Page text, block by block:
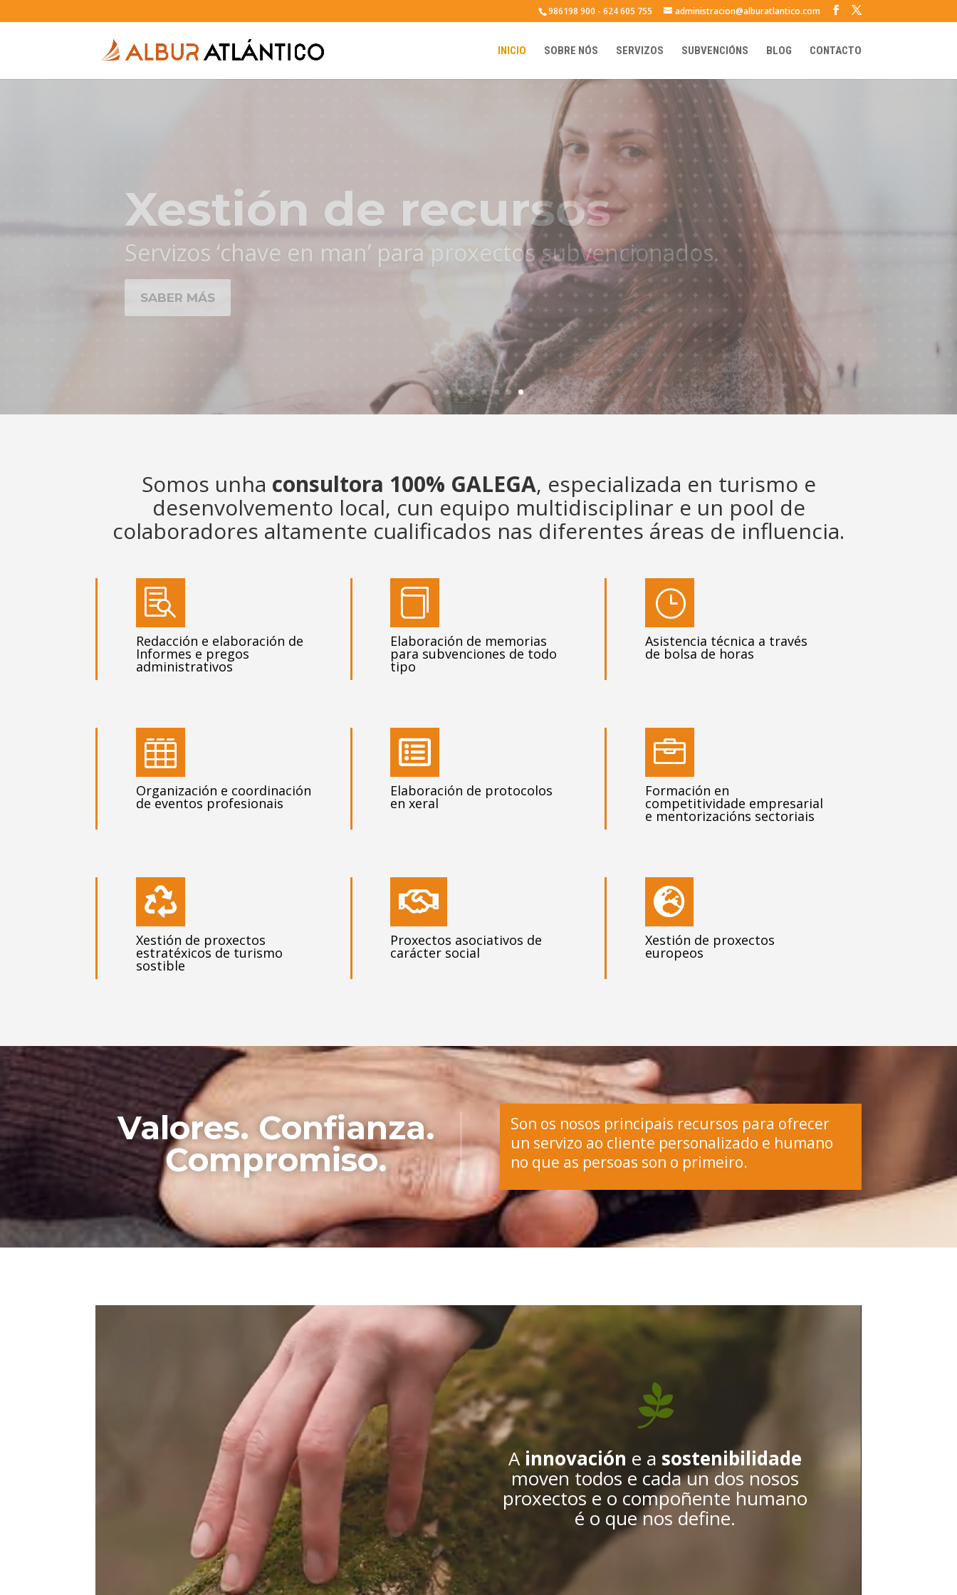
986198 900 - 624 605 755 administracion@alburatlantico.com
INICIO SOBRE NÓS SERVIZOS SUBVENCIÓNS BLOG CONTACTO
Desenvolvemento local
Deseñamos e executamos proxectos de emprendemento.
SABER MÁS
Somos unha consultora 100% GALEGA, especializada en turismo e
desenvolvemento local, cun equipo multidisciplinar e un pool de
colaboradores altamente cualificados nas diferentes áreas de influencia.

Redacción e elaboración de
Informes e pregos
administrativos

Elaboración de memorias
para subvenciones de todo
tipo
}
Asistencia técnica a través
de bolsa de horas

Organización e coordinación
de eventos profesionais

Elaboración de protocolos
en xeral

Formación en
competitividade empresarial
e mentorizacións sectoriais

Xestión de proxectos
estratéxicos de turismo
sostible

Proxectos asociativos de
carácter social

Xestión de proxectos
europeos
Valores. Confianza.
Compromiso.
Son os nosos principais recursos para ofrecer
un servizo ao cliente personalizado e humano
no que as persoas son o primeiro.

A innovación e a sostenibilidade
moven todos e cada un dos nosos
proxectos e o compoñente humano
é o que nos define.